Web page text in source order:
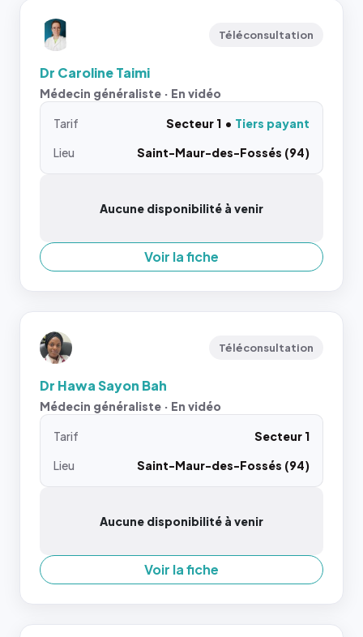
Téléconsultation
Dr Caroline Taimi
Médecin généraliste · En vidéo
Tarif Secteur 1
Tiers payant
Lieu
Saint-Maur-des-Fossés (94)
Aucune disponibilité à venir
Voir la fiche
Téléconsultation
Dr Hawa Sayon Bah
Médecin généraliste · En vidéo
Tarif
Secteur 1
Lieu
Saint-Maur-des-Fossés (94)
Aucune disponibilité à venir
Voir la fiche